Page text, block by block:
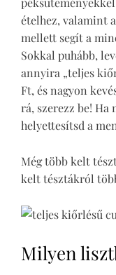
ételhez, valamint
mellett segít a
Sokkal puhább,
annyira „teljes
Ft, és nagyon
rá, szerezz be!
helyettesítsd a
Még több kelt
kelt tésztákról
Milyen